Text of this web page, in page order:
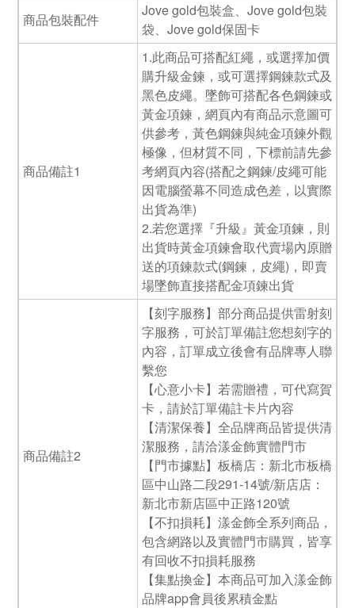
商品包裝配件
Jove gold包裝盒、Jove gold包裝
袋、Jove gold保固卡
商品備註1
1.此商品可搭配紅繩，或選擇加價
購升級金鍊，或可選擇鋼鍊款式及
黑色皮繩。墜飾可搭配各色鋼鍊或
黃金項鍊，網頁內有商品示意圖可
供參考，黃色鋼鍊與純金項鍊外觀
極像，但材質不同，下標前請先參
考網頁內容(搭配之鋼鍊/皮繩可能
因電腦螢幕不同造成色差，以實際
出貨為準)
2.若您選擇『升級』黃金項鍊，則
出貨時黃金項鍊會取代賣場內原贈
送的項鍊款式(鋼鍊，皮繩)，即賣
場墜飾直接搭配金項鍊出貨
商品備註2
【刻字服務】部分商品提供雷射刻
字服務，可於訂單備註您想刻字的
內容，訂單成立後會有品牌專人聯
繫您
【心意小卡】若需贈禮，可代寫賀
卡，請於訂單備註卡片內容
【清潔保養】全品牌商品皆提供清
潔服務，請洽漾金飾實體門市
【門市據點】板橋店：新北市板橋
區中山路二段291-14號/新店店：
新北市新店區中正路120號
【不扣損耗】漾金飾全系列商品，
包含網路以及實體門市購買，皆享
有回收不扣損耗服務
【集點換金】本商品可加入漾金飾
品牌app會員後累積金點